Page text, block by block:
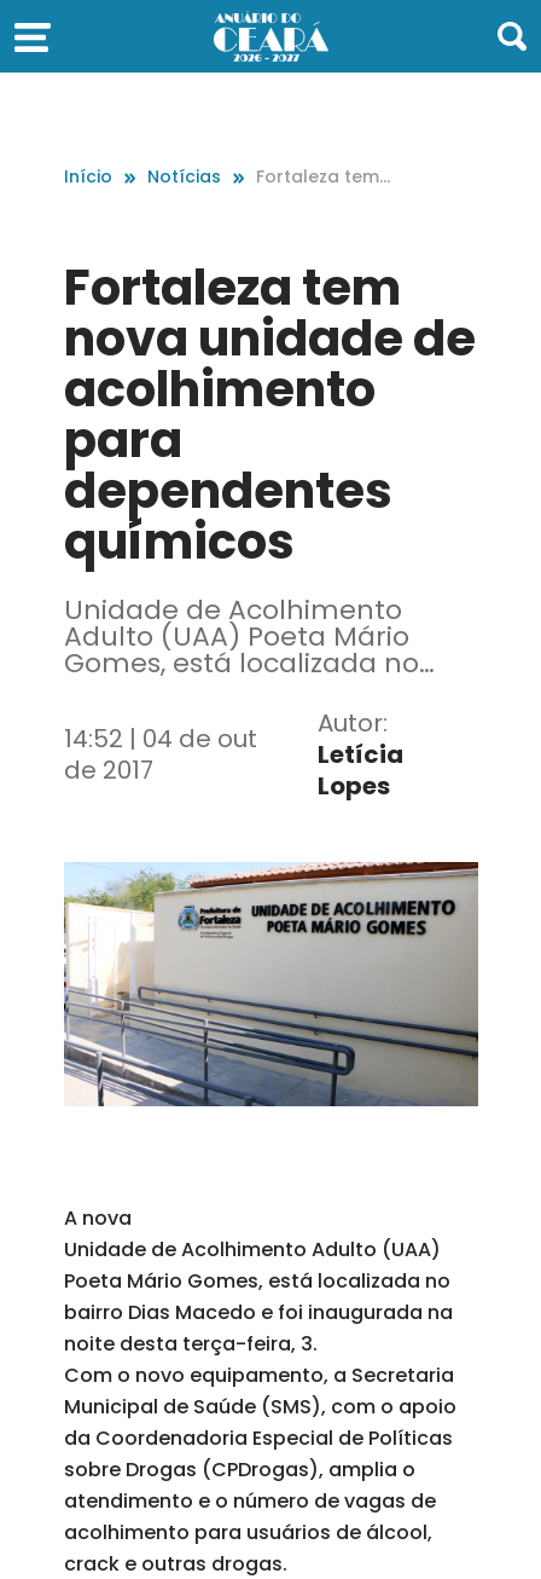
Início Notícias
Fortaleza tem
entes químicos
Fortaleza tem
nova unidade de
acolhimento
para
dependentes
químicos
Unidade de Acolhimento
Adulto (UAA) Poeta Mário
Gomes, está localizada no
14:52 | 04 de out
de 2017
Autor:
Letícia
Lopes
A nova
Unidade de Acolhimento Adulto (UAA)
Poeta Mário Gomes, está localizada no
bairro Dias Macedo e foi inaugurada na
noite desta terça-feira, 3.
Com o novo equipamento, a Secretaria
Municipal de Saúde (SMS), com o apoio
da Coordenadoria Especial de Políticas
sobre Drogas (CPDrogas), amplia o
atendimento e o número de vagas de
acolhimento para usuários de álcool,
crack e outras drogas.